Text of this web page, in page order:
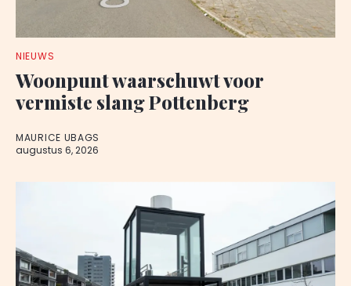
NIEUWS
Woonpunt waarschuwt voor
vermiste slang Pottenberg
MAURICE UBAGS
augustus 6, 2026